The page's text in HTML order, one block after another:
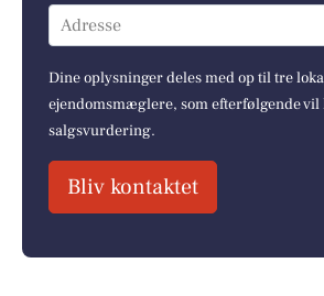
Adresse
Dine oplysninger deles med op til tre
ejendomsmæglere, som efterfølgende vil
salgsvurdering.
Bliv kontaktet